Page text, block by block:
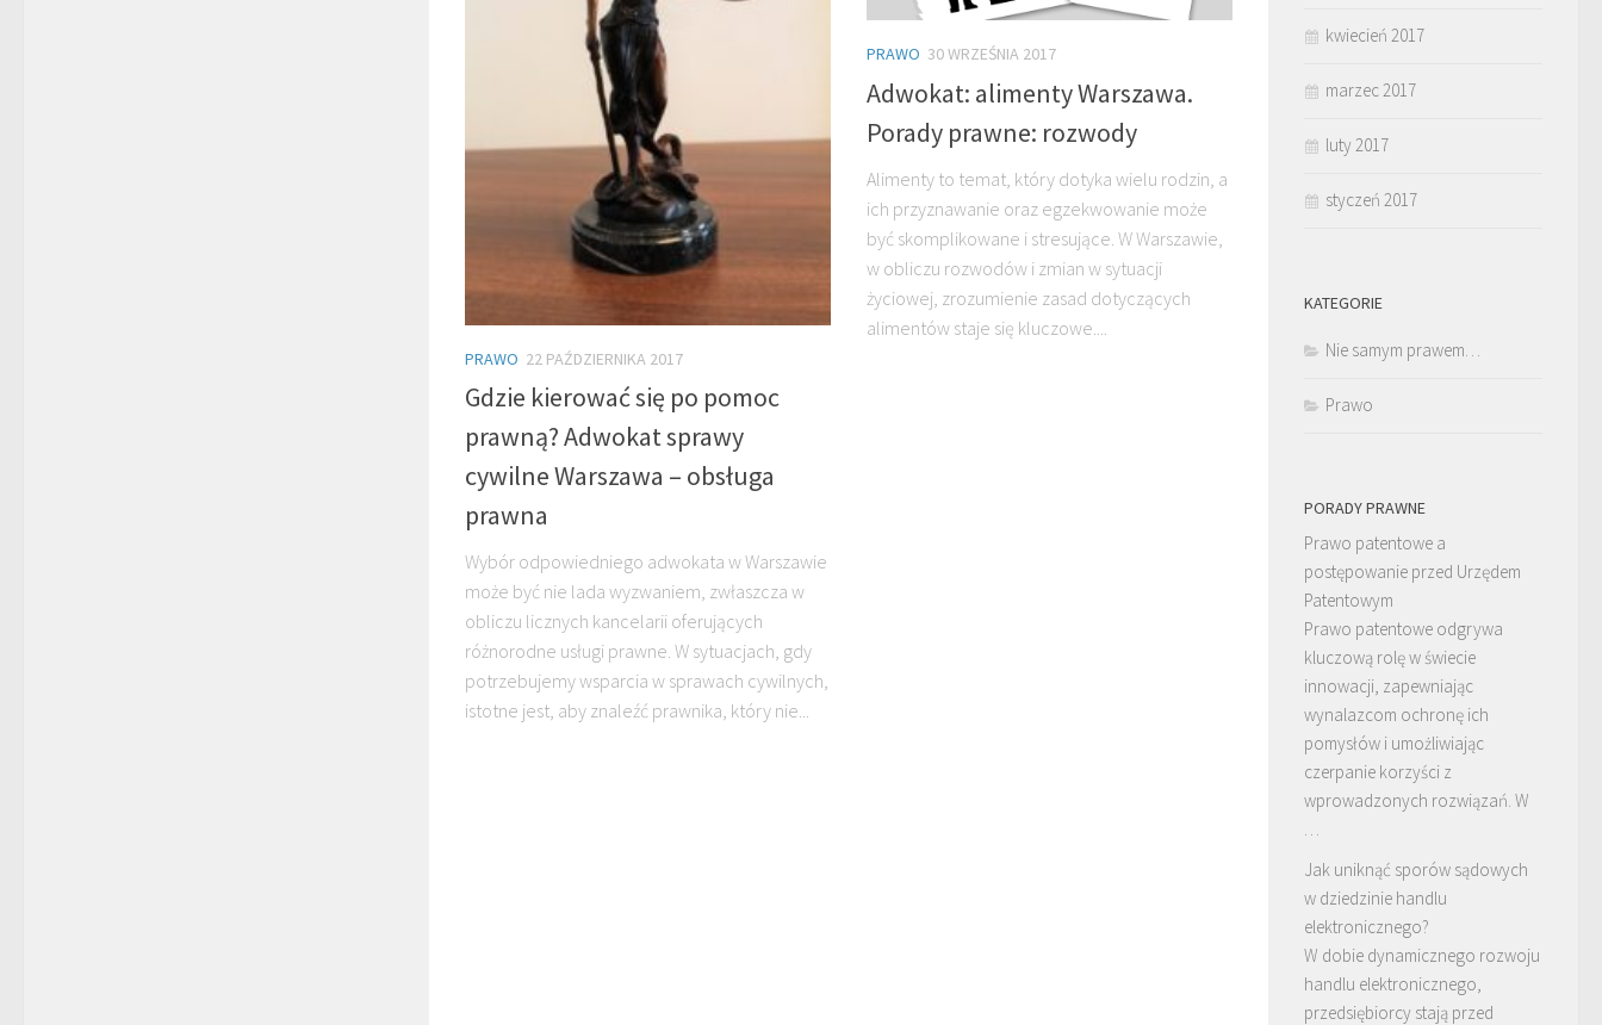
PRAWO 22 PAŹDZIERNIKA 2017
Gdzie kierować się po pomoc
prawną? Adwokat sprawy
cywilne Warszawa – obsługa
prawna
Wybór odpowiedniego adwokata w Warszawie
może być nie lada wyzwaniem, zwłaszcza w
obliczu licznych kancelarii oferujących
różnorodne usługi prawne. W sytuacjach, gdy
potrzebujemy wsparcia w sprawach cywilnych,
istotne jest, aby znaleźć prawnika, który nie...
PRAWO 30 WRZEŚNIA 2017
Adwokat: alimenty Warszawa.
Porady prawne: rozwody
Alimenty to temat, który dotyka wielu rodzin, a
ich przyznawanie oraz egzekwowanie może
być skomplikowane i stresujące. W Warszawie,
w obliczu rozwodów i zmian w sytuacji
życiowej, zrozumienie zasad dotyczących
alimentów staje się kluczowe....
kwiecień 2017
marzec 2017
luty 2017
styczeń 2017
KATEGORIE
Nie samym prawem…
Prawo
PORADY PRAWNE
Prawo patentowe a
postępowanie przed Urzędem
Patentowym
Prawo patentowe odgrywa
kluczową rolę w świecie
innowacji, zapewniając
wynalazcom ochronę ich
pomysłów i umożliwiając
czerpanie korzyści z
wprowadzonych rozwiązań. W
…
Jak uniknąć sporów sądowych
w dziedzinie handlu
elektronicznego?
W dobie dynamicznego rozwoju
handlu elektronicznego,
przedsiębiorcy stają przed